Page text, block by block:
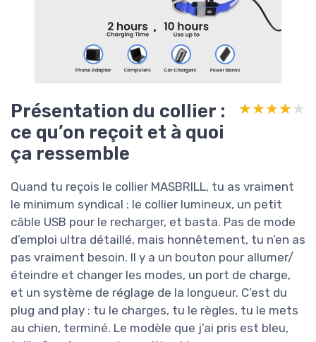
Présentation du collier :
ce qu’on reçoit et à quoi
ça ressemble
★★★★★
★★★★★
Quand tu reçois le collier MASBRILL, tu as vraiment
le minimum syndical : le collier lumineux, un petit
câble USB pour le recharger, et basta. Pas de mode
d’emploi ultra détaillé, mais honnêtement, tu n’en as
pas vraiment besoin. Il y a un bouton pour allumer/
éteindre et changer les modes, un port de charge,
et un système de réglage de la longueur. C’est du
plug and play : tu le charges, tu le règles, tu le mets
au chien, terminé. Le modèle que j’ai pris est bleu,